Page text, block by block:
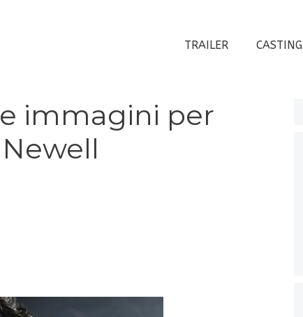
TRAILER CASTING
immagini per